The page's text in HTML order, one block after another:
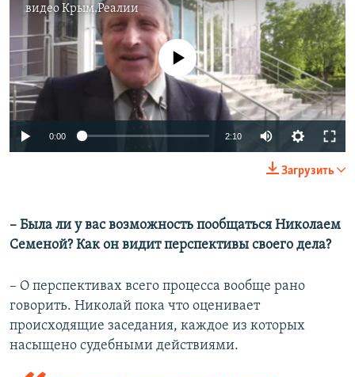
видеоКрым.Реалии
No media source currently available
0:00 2:10
Загрузить
– Была ли у вас возможность пообщаться Николаем
Семеной? Как он видит перспективы своего дела?
– О перспективах всего процесса вообще рано
говорить. Николай пока что оценивает
происходящие заседания, каждое из которых
насыщено судебными действиями.